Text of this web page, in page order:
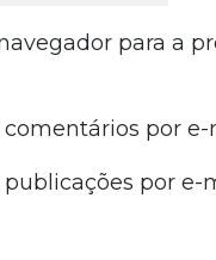
para a
por e-
por e-